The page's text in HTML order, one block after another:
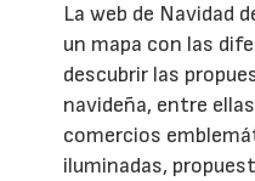
La web de Navidad
un mapa con las
descubrir las
navideña, entre
comercios
iluminadas,